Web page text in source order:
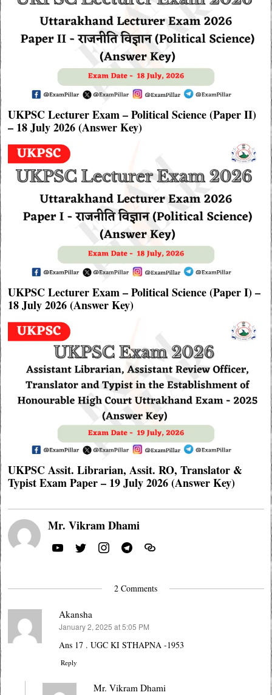
UKPSC Lecturer Exam – Political Science (Paper II)
– 18 July 2026 (Answer Key)
UKPSC Lecturer Exam – Political Science (Paper I) –
18 July 2026 (Answer Key)
UKPSC Assit. Librarian, Assit. RO, Translator &
Typist Exam Paper – 19 July 2026 (Answer Key)
Mr. Vikram Dhami
2 Comments
Akansha
says:
January 2, 2025 at 5:05 PM
Ans 17 . UGC KI STHAPNA -1953
Reply
Mr. Vikram Dhami